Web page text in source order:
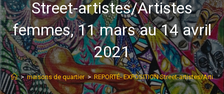
Street-artistes/Artistes
femmes, 11 mars au 14 avril
2021
> maisons de quartier > REPORTÉ- EXPOSITION Street-artistes/